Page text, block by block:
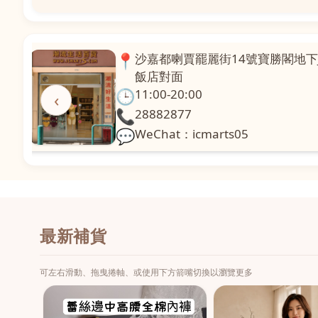
‹
📍澳門啤利喇街121號珍興樓L1舖
面
🕒11:00-20:00
📞28331971
💬WeChat：icmarts02
最新補貨
可左右滑動、拖曳捲軸、或使用下方箭嘴切換以瀏覽更多